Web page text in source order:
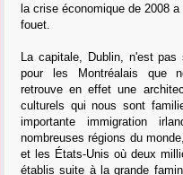
la crise économique de 2008
fouet.
La capitale, Dublin, n'est pas
pour les Montréalais que
retrouve en effet une
culturels qui nous sont
importante immigration
nombreuses régions du
et les États-Unis où deux
établis suite à la grande